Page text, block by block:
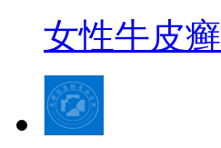
女性牛皮癣